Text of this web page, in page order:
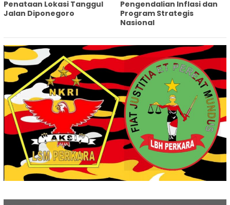
Penataan Lokasi Tanggul
Jalan Diponegoro
Pengendalian Inflasi dan
Program Strategis
Nasional‎